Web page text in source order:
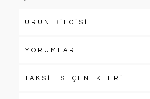
ÜRÜN BİLGİSİ
YORUMLAR
TAKSİT SEÇENEKLERİ